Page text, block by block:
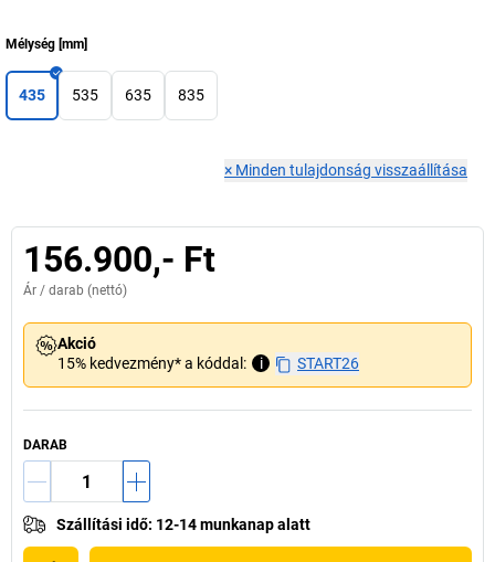
Mélység [mm]
435 535 635 835
× Minden tulajdonság visszaállítása
156.900,- Ft
Ár / darab (nettó)
Akció
15% kedvezmény* a kóddal:
i START26
DARAB
Szállítási idő: 12-14 munkanap alatt